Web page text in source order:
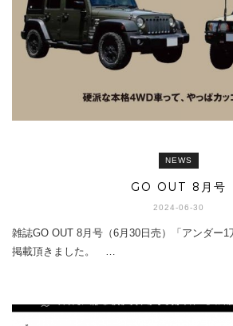
NEWS
GO OUT 8月号
2024-06-30
雑誌GO OUT 8月号（6月30日売）「アンダー1
掲載頂きました。 …